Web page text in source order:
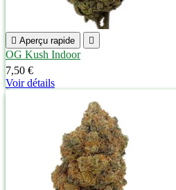
 Aperçu rapide 
OG Kush Indoor
7,50 €
Voir détails